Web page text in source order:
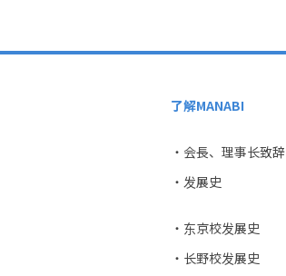
了解MANABI
・会長、理事长致辞
・发展史
・东京校发展史
・长野校发展史